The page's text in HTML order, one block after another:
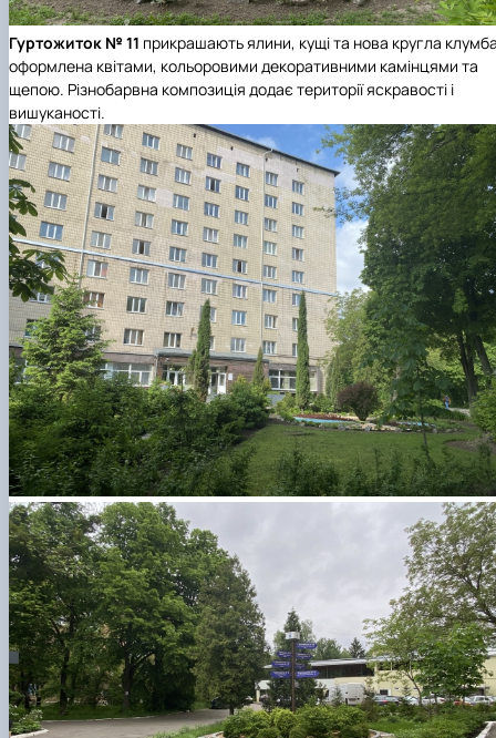
Гуртожиток № 11 прикрашають ялини, кущі та нова кругла
оформлена квітами, кольоровими декоративними камінцями та
щепою. Різнобарвна композиція додає території яскравості і
вишуканості.